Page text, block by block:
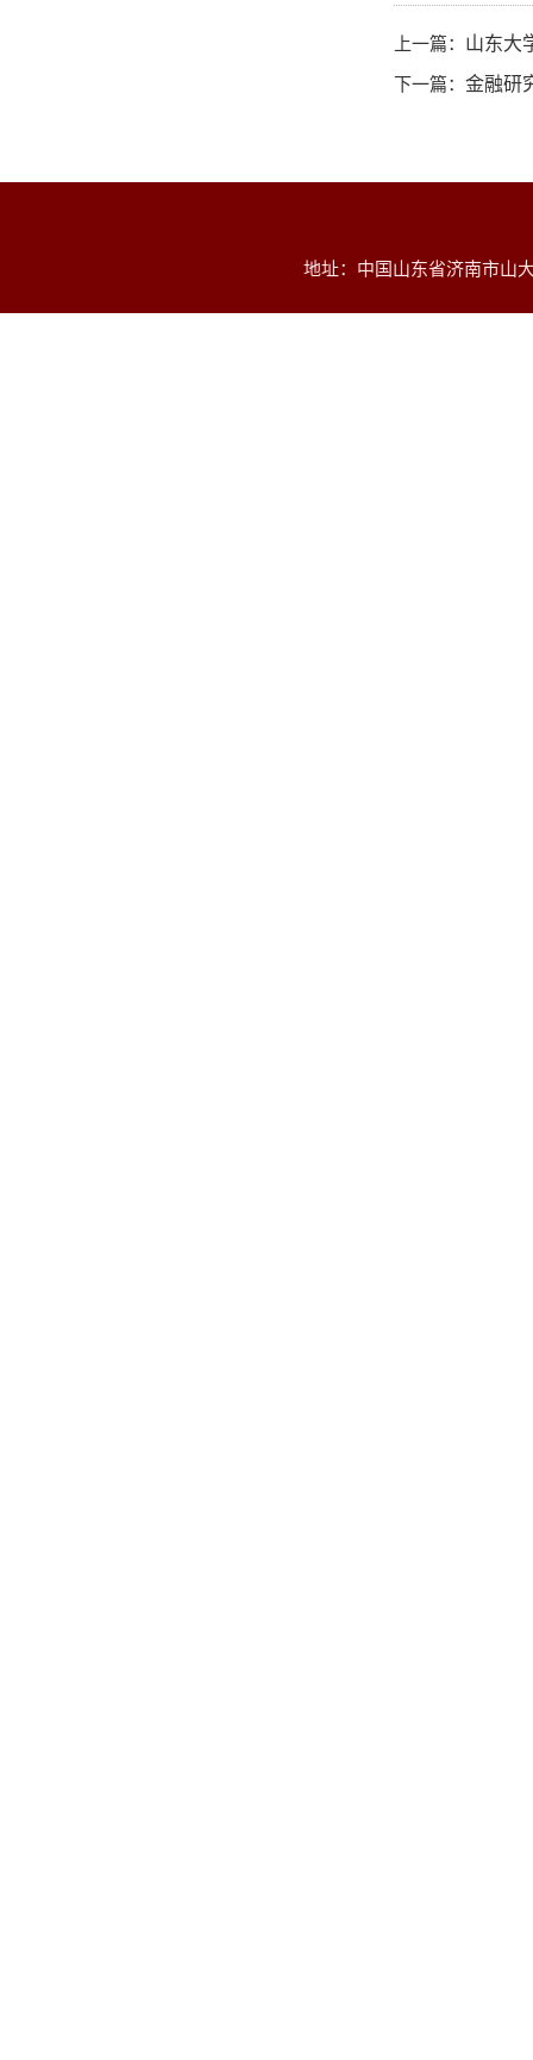
上一篇： 山东大
下一篇： 金融研
地址：中国山东省济南市山